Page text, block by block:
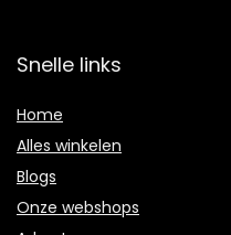
Snelle links
Home
Alles winkelen
Blogs
Onze webshops